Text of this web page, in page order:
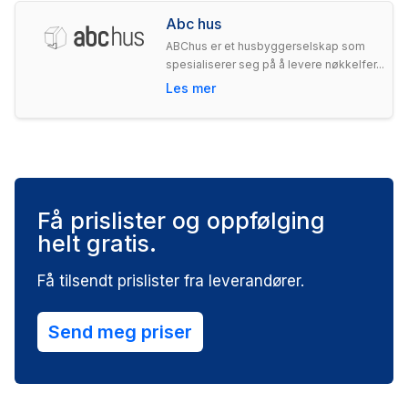
Abc hus
ABChus er et husbyggerselskap som
spesialiserer seg på å levere nøkkelfer...
Les mer
Få prislister og oppfølging
helt gratis.
Få tilsendt prislister fra leverandører.
Send meg priser